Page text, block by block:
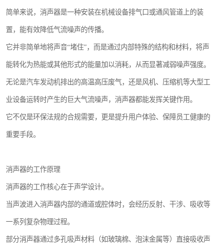
简单来说，消声器是一种安装在机械设备排气口或通风管道上的装
置，能有效降低气流噪声的传播。
它并非简单地将声音“堵住”，而是通过内部特殊的结构和材料，将声
能转化为热能或其他形式的能量加以消耗，从而显著减弱噪声强度。
无论是汽车发动机排出的高温高压废气，还是风机、压缩机等大型工
业设备运转时产生的巨大气流噪声，消声器都能发挥关键作用。
它不仅是环保法规的合规需要，更是提升用户体验、保障员工健康的
重要手段。
消声器的工作原理
消声器的工作核心在于声学设计。
当声波进入消声器内部的通道或腔体时，会经历反射、干涉、吸收等
一系列复杂物理过程。
部分消声器通过多孔吸声材料（如玻璃棉、泡沫金属等）直接吸收声